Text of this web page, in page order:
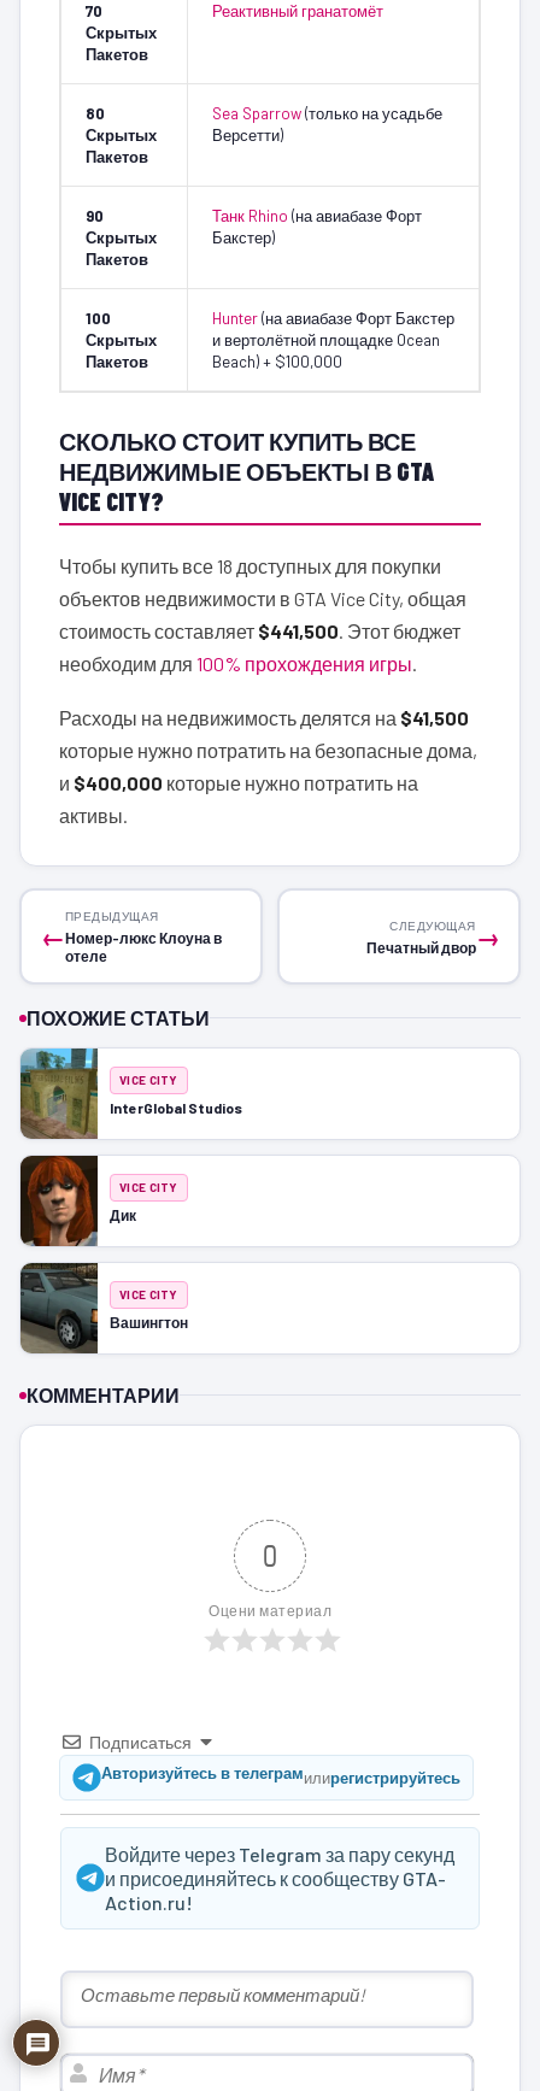
70
Скрытых
Пакетов
Реактивный гранатомёт
80
Скрытых
Пакетов
Sea Sparrow(только на усадьбе
Версетти)
90
Скрытых
Пакетов
Танк Rhino (на авиабазе Форт
Бакстер)
100
Скрытых
Пакетов
Hunter(на авиабазе Форт Бакстер
и вертолётной площадке Ocean
Beach) + $100,000
СКОЛЬКО СТОИТ КУПИТЬ ВСЕ
НЕДВИЖИМЫЕ ОБЪЕКТЫ В GTA
VICE CITY?
Чтобы купить все 18 доступных для покупки
объектов недвижимости в GTA Vice City, общая
стоимость составляет $441,500 . Этот бюджет
необходим для 100% прохождения игры
Расходы на недвижимость делятся на $41,500
которые нужно потратить на безопасные дома,
и $400,000 которые нужно потратить на
активы.
←
ПРЕДЫДУЩАЯ
Номер-люкс Клоуна в
отеле
→
СЛЕДУЮЩАЯ
Печатный двор
ПОХОЖИЕ СТАТЬИ
VICE CITY
InterGlobal Studios
VICE CITY
Дик
VICE CITY
Вашингтон
КОММЕНТАРИИ
0
Оцени материал
Подписаться
Авторизуйтесь в телеграмилирегистрируйтесь
Войдите через Telegram за пару секунд
и присоединяйтесь к сообществу GTA-
Action.ru!
Имя*